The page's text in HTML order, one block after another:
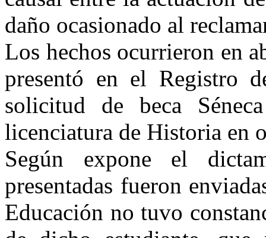
daño ocasionado al
Los hechos ocurrieron en
presentó en el Registro
solicitud de beca
licenciatura de Historia en
Según expone el
presentadas fueron
Educación no tuvo